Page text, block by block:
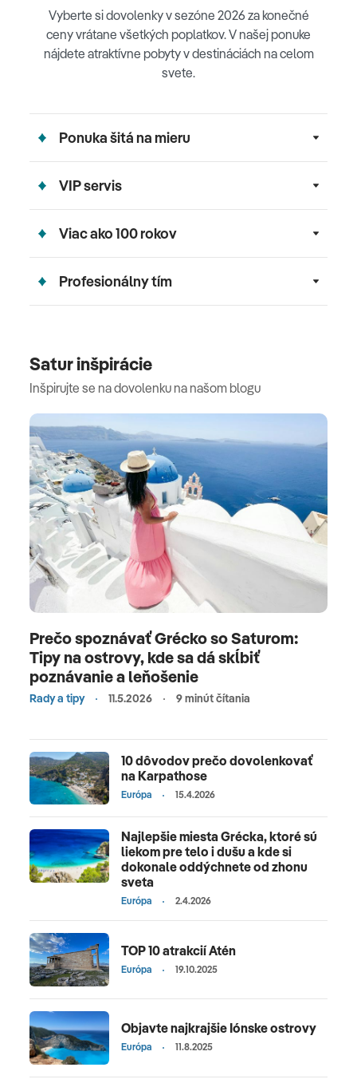
Vyberte si dovolenky v sezóne 2026 za konečné
ceny vrátane všetkých poplatkov. V našej ponuke
nájdete atraktívne pobyty v destináciách na celom
svete.
Ponuka šitá na mieru
VIP servis
Viac ako 100 rokov
Profesionálny tím
Satur inšpirácie
Inšpirujte se na dovolenku na našom blogu
Prečo spoznávať Grécko so Saturom:
Tipy na ostrovy, kde sa dá skĺbiť
poznávanie a leňošenie
Rady a tipy 11.5.2026 9 minút čítania
10 dôvodov prečo dovolenkovať
na Karpathose
Európa 15.4.2026
Najlepšie miesta Grécka, ktoré sú
liekom pre telo i dušu a kde si
dokonale oddýchnete od zhonu
sveta
Európa 2.4.2026
TOP 10 atrakcií Atén
Európa 19.10.2025
Objavte najkrajšie Iónske ostrovy
Európa 11.8.2025